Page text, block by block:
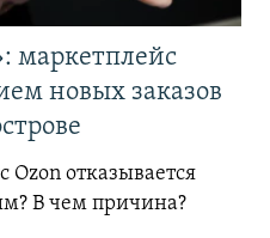
маркетплейс
новых заказов
Ozon отказывается
В чем причина?